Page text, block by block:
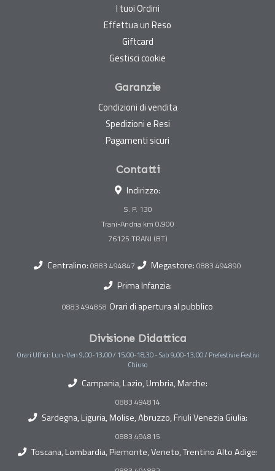
I tuoi Ordini
Effettua un Reso
Giftcard
Gestisci cookie
Garanzie
Condizioni di vendita
Spedizioni e Resi
Pagamenti sicuri
Contatti
Indirizzo:
S. P. 130
Trani-Andria km 0,900
Centralino: 0883 494847 Megastore: 0883 494890
Prima Infanzia:
0883 494858 Orari di apertura al pubblico
Divisione Didattica
Orari Uffici: Lun-Ven 9,00-13,00 / 15,00-18,30 - Sab 9,00-13,00 / Prefestivi e Festivi
Chiuso
Campania, Lazio, Umbria, Marche:
0883 494814
Sardegna, Liguria, Molise, Abruzzo, Friuli Venezia Giulia:
0883 494815
Toscana, Lombardia, Piemonte, Veneto, Trentino Alto Adige: